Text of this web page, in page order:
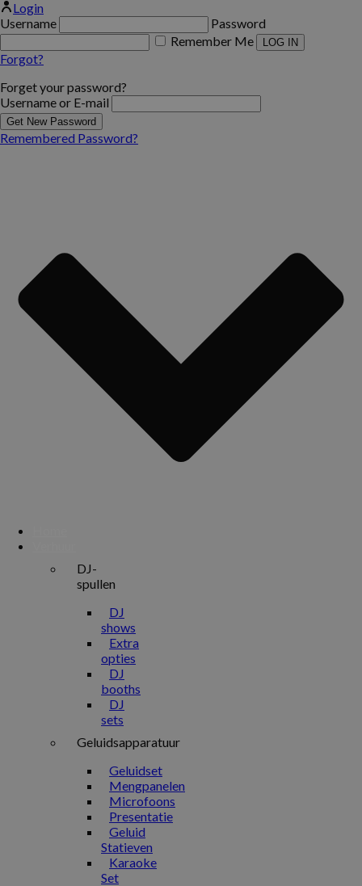
Login
Username
Password
Remember Me
Forgot?
Forget your password?
Username or E-mail
Remembered Password?
DJ-
spullen
DJ
shows
Extra
opties
DJ
booths
DJ
sets
Geluidsapparatuur
Geluidset
Mengpanelen
Microfoons
Presentatie
Geluid
Statieven
Karaoke
Set